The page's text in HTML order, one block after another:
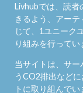
Livhubでは、読者
きるよう、アー
じて、1ユニーク
り組みを行ってい
当サイトは、サ
うCO2排出など
トに取り組んでい